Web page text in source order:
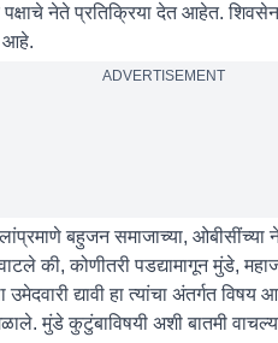
पक्षाचे नेते प्रतिक्रिया देत आहेत.
आहे.
ADVERTISEMENT
बहुजन समाजाच्या, ओबीसींच्या
की, कोणीतरी पडद्यामागून मुंडे,
द्यावी हा त्यांचा अंतर्गत
मुंडे कुटुंबाविषयी अशी बातमी